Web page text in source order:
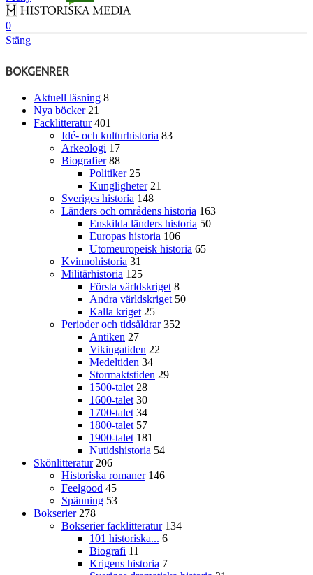
0
Stäng
BOKGENRER
Aktuell läsning 8
Nya böcker 21
Facklitteratur 401
Idé- och kulturhistoria 83
Arkeologi 17
Biografier 88
Politiker 25
Kungligheter 21
Sveriges historia 148
Länders och områdens historia 163
Enskilda länders historia 50
Europas historia 106
Utomeuropeisk historia 65
Kvinnohistoria 31
Militärhistoria 125
Första världskriget 8
Andra världskriget 50
Kalla kriget 25
Perioder och tidsåldrar 352
Antiken 27
Vikingatiden 22
Medeltiden 34
Stormaktstiden 29
1500-talet 28
1600-talet 30
1700-talet 34
1800-talet 57
1900-talet 181
Nutidshistoria 54
Skönlitteratur 206
Historiska romaner 146
Feelgood 45
Spänning 53
Bokserier 278
Bokserier facklitteratur 134
101 historiska... 6
Biografi 11
Krigens historia 7